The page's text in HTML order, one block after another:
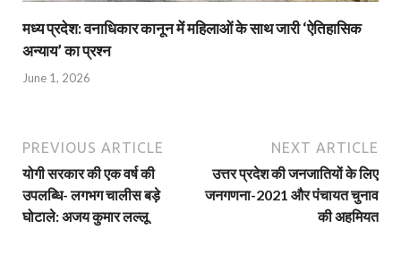
मध्य प्रदेश: वनाधिकार कानून में महिलाओं के साथ जारी ‘ऐतिहासिक
अन्याय’ का प्रश्न
June 1, 2026
PREVIOUS ARTICLE
योगी सरकार की एक वर्ष की
उपलब्धि- लगभग चालीस बड़े
घोटाले: अजय कुमार लल्लू
NEXT ARTICLE
उत्तर प्रदेश की जनजातियों के लिए
जनगणना-2021 और पंचायत चुनाव
की अहमियत